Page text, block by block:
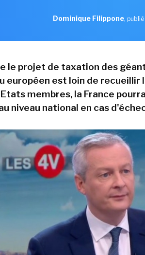
Dominique Filippone,
le projet de taxation des
européen est loin de recueillir
membres, la France
niveau national en cas